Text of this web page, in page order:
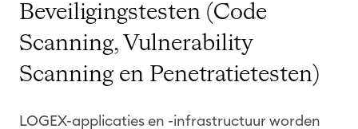
Beveiligingstesten (Code
Scanning, Vulnerability
Scanning en Penetratietesten)
LOGEX-applicaties en -infrastructuur worden